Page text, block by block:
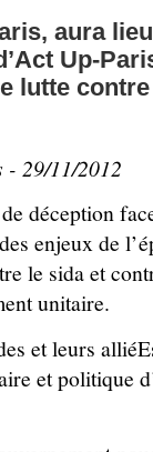
aura
Up-
lutte
- 29/11/2012
déception
enjeux de
le sida et
unitaire.
et leurs
et politique